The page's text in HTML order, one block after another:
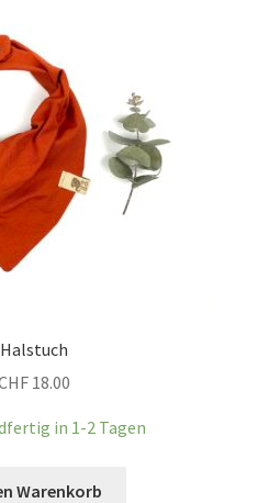
Halstuch
18.00
in 1-2 Tagen
Warenkorb